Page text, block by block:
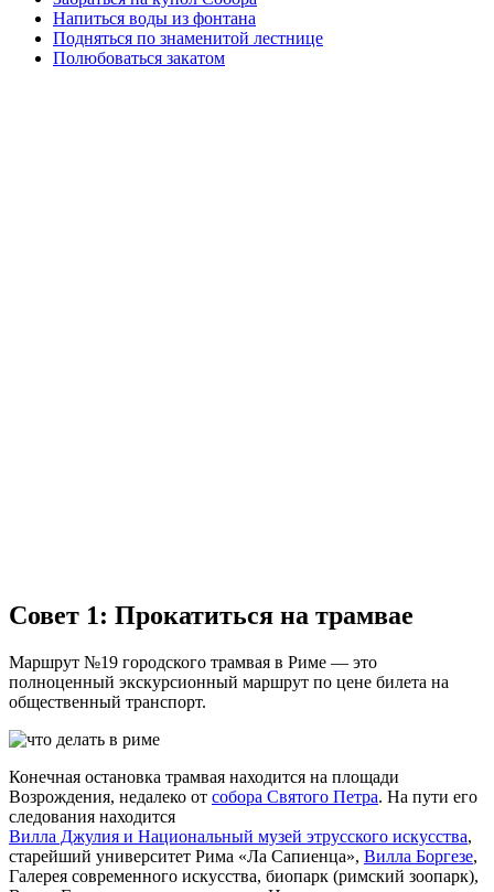
Напиться воды из фонтана
Подняться по знаменитой лестнице
Полюбоваться закатом
Совет 1: Прокатиться на трамвае
Маршрут №19 городского трамвая в Риме — это
полноценный экскурсионный маршрут по цене билета на
общественный транспорт.
Конечная остановка трамвая находится на площади
Возрождения, недалеко от собора Святого Петра. На пути его
следования находится
Вилла Джулия и Национальный музей этрусского искусства,
старейший университет Рима «Ла Сапиенца», Вилла Боргезе,
Галерея современного искусства, биопарк (римский зоопарк),